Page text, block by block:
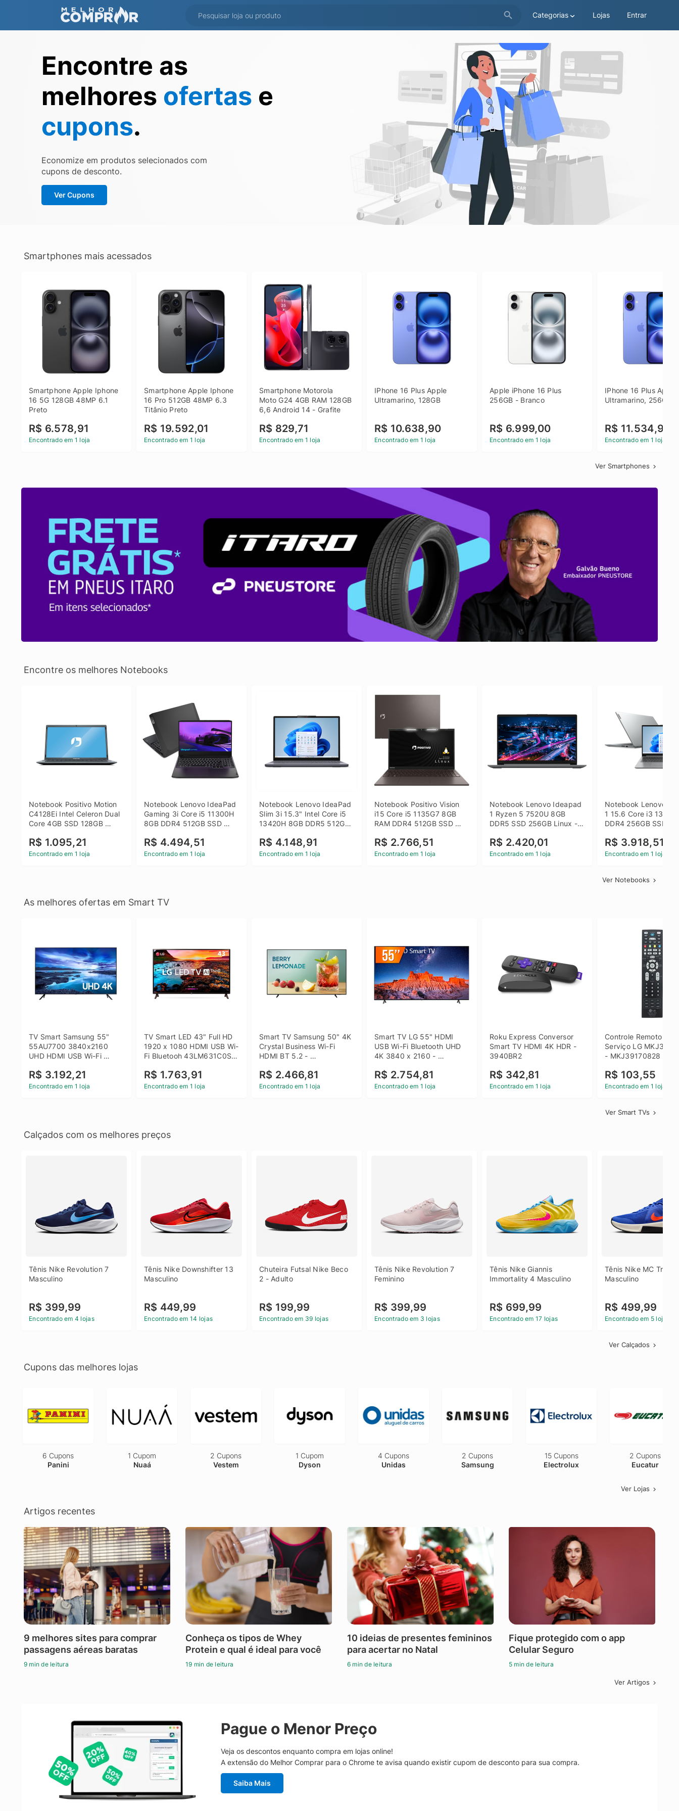
Categorias Lojas Entrar
Encontre as
melhores ofertas e
cupons.
Economize em produtos selecionados com
cupons de desconto.
Ver Cupons
Smartphones mais acessados
Smartphone Apple Iphone
16 5G 128GB 48MP 6.1
Preto
R$ 6.578,91
Encontrado em 1 loja
Smartphone Apple Iphone
16 Pro 512GB 48MP 6.3
Titânio Preto
R$ 19.592,01
Encontrado em 1 loja
Smartphone Motorola
Moto G24 4GB RAM 128GB
6,6 Android 14 - Grafite
R$ 829,71
Encontrado em 1 loja
IPhone 16 Plus Apple
Ultramarino, 128GB
R$ 10.638,90
Encontrado em 1 loja
Apple iPhone 16 Plus
256GB - Branco
R$ 6.999,00
Encontrado em 1 loja
IPhone 16 Plus Apple
Ultramarino, 256GB
R$ 11.534,90
Encontrado em 1 loja
Ver Smartphones
Encontre os melhores Notebooks
Notebook Positivo Motion
C4128Ei Intel Celeron Dual
Core 4GB SSD 128GB
R$ 1.095,21
Encontrado em 1 loja
Notebook Lenovo IdeaPad
Gaming 3i Core i5 11300H
8GB DDR4 512GB SSD
Linux - Preto
R$ 4.494,51
Encontrado em 1 loja
Notebook Lenovo IdeaPad
Slim 3i 15.3" Intel Core i5
13420H 8GB DDR5 512GB
R$ 4.148,91
Encontrado em 1 loja
Notebook Positivo Vision
i15 Core i5 1135G7 8GB
RAM DDR4 512GB SSD
R$ 2.766,51
Encontrado em 1 loja
Notebook Lenovo Ideapad
1 Ryzen 5 7520U 8GB
DDR5 SSD 256GB Linux -
R$ 2.420,01
Encontrado em 1 loja
Notebook Lenovo
1 15.6 Core i3 1315U
DDR4 256GB SSD
R$ 3.918,51
Encontrado em 1 loja
Ver Notebooks
As melhores ofertas em Smart TV
TV Smart Samsung 55"
55AU7700 3840x2160
UHD HDMI USB Wi-Fi
R$ 3.192,21
Encontrado em 1 loja
TV Smart LED 43" Full HD
1920 x 1080 HDMI USB Wi-
Fi Bluetooh 43LM631C0SB
R$ 1.763,91
Encontrado em 1 loja
Smart TV Samsung 50" 4K
Crystal Business Wi-Fi
HDMI BT 5.2 -
R$ 2.466,81
Encontrado em 1 loja
Smart TV LG 55" HDMI
USB Wi-Fi Bluetooth UHD
4K 3840 x 2160 -
R$ 2.754,81
Encontrado em 1 loja
Roku Express Conversor
Smart TV HDMI 4K HDR -
3940BR2
R$ 342,81
Encontrado em 1 loja
Controle Remoto de
Serviço LG
- MKJ39170828
R$ 103,55
Encontrado em 1 loja
Ver Smart TVs
Calçados com os melhores preços
Tênis Nike Revolution 7
Masculino
R$ 399,99
Encontrado em 4 lojas
Tênis Nike Downshifter 13
Masculino
R$ 449,99
Encontrado em 14 lojas
Chuteira Futsal Nike Beco
2 - Adulto
R$ 199,99
Encontrado em 39 lojas
Tênis Nike Revolution 7
Feminino
R$ 399,99
Encontrado em 3 lojas
Tênis Nike Giannis
Immortality 4 Masculino
R$ 699,99
Encontrado em 17 lojas
Tênis Nike MC
Masculino
R$ 499,99
Encontrado em 5 lojas
Ver Calçados
Cupons das melhores lojas
6 Cupons
Panini
1 Cupom
Nuaá
2 Cupons
Vestem
1 Cupom
Dyson
4 Cupons
Unidas
2 Cupons
Samsung
15 Cupons
Electrolux
2 Cupons
Eucatur
Ver Lojas
Artigos recentes
9 melhores sites para comprar
passagens aéreas baratas
9 min de leitura
Conheça os tipos de Whey
Protein e qual é ideal para você
19 min de leitura
10 ideias de presentes femininos
para acertar no Natal
6 min de leitura
Fique protegido com o app
Celular Seguro
5 min de leitura
Ver Artigos
Pague o Menor Preço
Veja os descontos enquanto compra em lojas online!
A extensão do Melhor Comprar para o Chrome te avisa quando existir cupom de desconto para sua compra.
Saiba Mais